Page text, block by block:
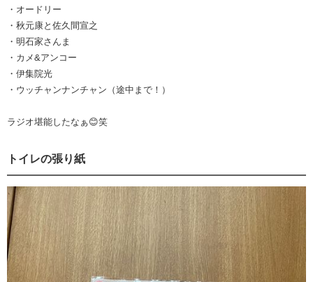
・オードリー
・秋元康と佐久間宣之
・明石家さんま
・カメ&アンコー
・伊集院光
・ウッチャンナンチャン（途中まで！）
ラジオ堪能したなぁ😊笑
トイレの張り紙